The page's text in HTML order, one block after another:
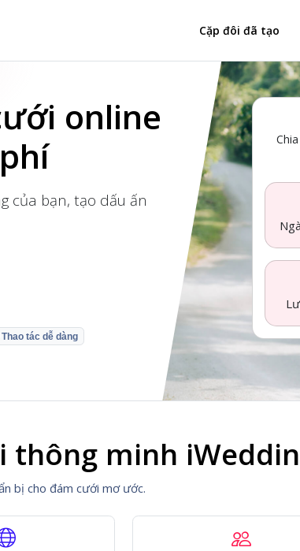
Cặp đôi đã tạo
online
của bạn, tạo dấu ấn
tác dễ dàng
thông minh
bị cho đám cưới mơ ước.